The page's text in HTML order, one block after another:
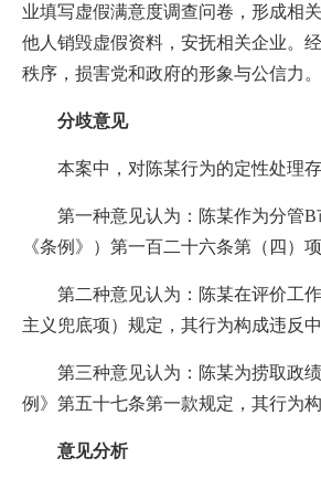
业填写虚假满意度调查问卷，形成相
他人销毁虚假资料，安抚相关企业。
秩序，损害党和政府的形象与公信力。
分歧意见
本案中，对陈某行为的定性处理存
第一种意见认为：陈某作为分管B
《条例》）第一百二十六条第（四）
第二种意见认为：陈某在评价工作
主义兜底项）规定，其行为构成违反
第三种意见认为：陈某为捞取政绩
例》第五十七条第一款规定，其行为
意见分析